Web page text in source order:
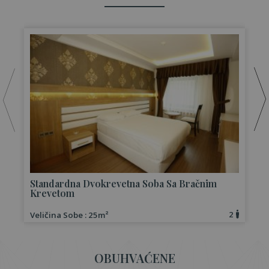
Standardna Dvokrevetna Soba Sa Bračnim
Krevetom
Veličina Sobe : 25m² 2
OBUHVAĆENE